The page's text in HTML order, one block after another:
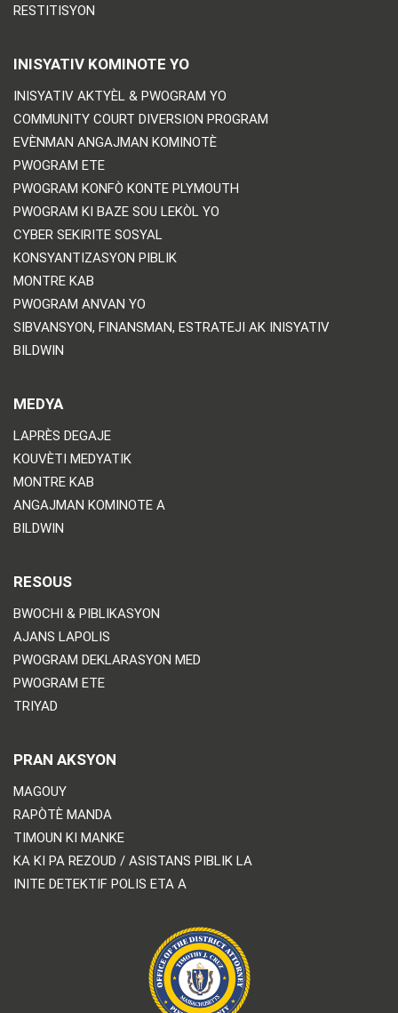
RESTITISYON
INISYATIV KOMINOTE YO
INISYATIV AKTYÈL & PWOGRAM YO
COMMUNITY COURT DIVERSION PROGRAM
EVÈNMAN ANGAJMAN KOMINOTÈ
PWOGRAM ETE
PWOGRAM KONFÒ KONTE PLYMOUTH
PWOGRAM KI BAZE SOU LEKÒL YO
CYBER SEKIRITE SOSYAL
KONSYANTIZASYON PIBLIK
MONTRE KAB
PWOGRAM ANVAN YO
SIBVANSYON, FINANSMAN, ESTRATEJI AK INISYATIV
BILDWIN
MEDYA
LAPRÈS DEGAJE
KOUVÈTI MEDYATIK
MONTRE KAB
ANGAJMAN KOMINOTE A
BILDWIN
RESOUS
BWOCHI & PIBLIKASYON
AJANS LAPOLIS
PWOGRAM DEKLARASYON MED
PWOGRAM ETE
TRIYAD
PRAN AKSYON
MAGOUY
RAPÒTÈ MANDA
TIMOUN KI MANKE
KA KI PA REZOUD / ASISTANS PIBLIK LA
INITE DETEKTIF POLIS ETA A